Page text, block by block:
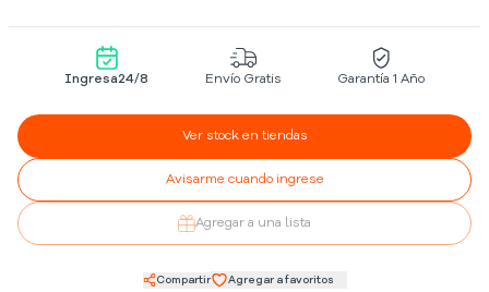
Ingresa24/8 Envío Gratis Garantía 1 Año
Ver stock en tiendas
Avisarme cuando ingrese
Agregar a una lista
Compartir Agregar a favoritos